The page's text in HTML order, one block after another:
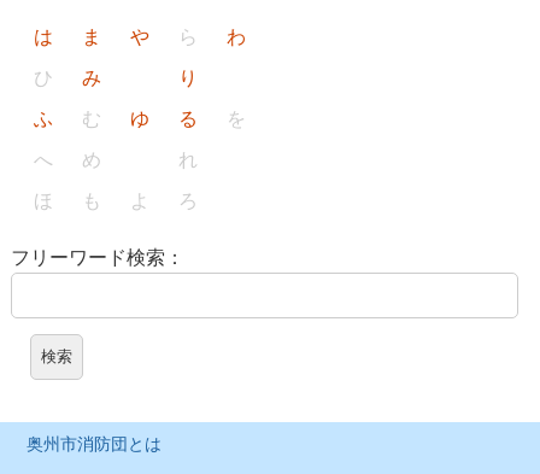
は
ひ
ふ
へ
ほ
ま
み
む
め
も
や
ゆ
よ
ら
り
る
れ
ろ
わ
を
フリーワード検索：
奥州市消防団とは